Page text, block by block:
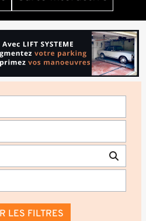
LES FILTRES